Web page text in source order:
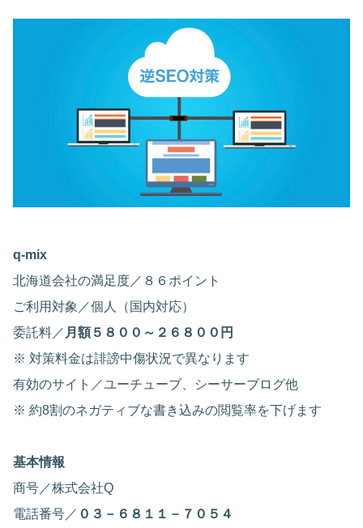
q-mix
北海道会社の満足度／８６ポイント
ご利用対象／個人（国内対応）
委託料／ 月額５８００～２６８００円
※ 対策料金は誹謗中傷状況で異なります
有効のサイト／ユーチューブ、シーサーブログ他
※ 約8割のネガティブな書き込みの閲覧率を下げます
基本情報
商号／株式会社Q
電話番号／ ０３－６８１１－７０５４